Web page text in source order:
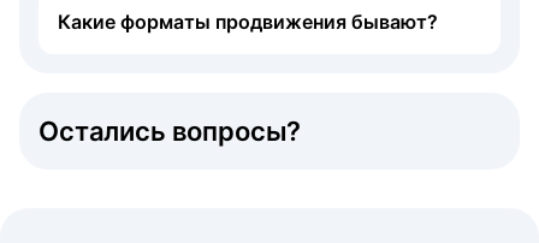
Какие форматы продвижения бывают?
Остались вопросы?